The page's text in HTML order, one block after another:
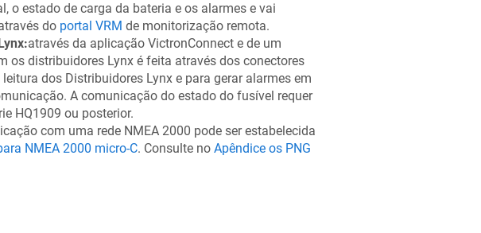
o estado de carga da bateria e os alarmes e vai
do portal VRM de monitorização remota.
através da aplicação VictronConnect e de um
os distribuidores Lynx é feita através dos conectores
dos Distribuidores Lynx e para gerar alarmes em
A comunicação do estado do fusível requer
HQ1909 ou posterior.
com uma rede NMEA 2000 pode ser estabelecida
NMEA 2000 micro-C. Consulte no Apêndice os PNG